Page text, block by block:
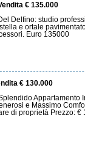
€ 135.000
Delfino: studio
e ortale
Euro 135000
€ 130.000
Appartamento
e Massimo
di proprietà Prezzo: €